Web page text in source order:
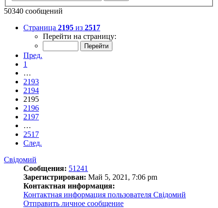
50340 сообщений
Страница 2195 из 2517
Перейти на страницу:
Пред.
1
…
2193
2194
2195
2196
2197
…
2517
След.
Свідомий
Сообщения: 51241
Зарегистрирован: Май 5, 2021, 7:06 pm
Контактная информация:
Контактная информация пользователя Свідомий
Отправить личное сообщение